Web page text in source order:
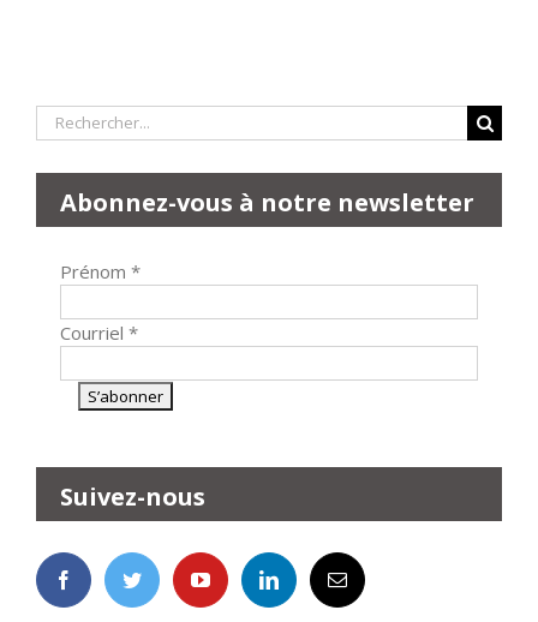
Rechercher:
Abonnez-vous à notre newsletter
Prénom *
Courriel *
Suivez-nous